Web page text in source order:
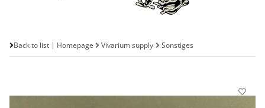
Back to list Homepage Vivarium supply Sonstiges